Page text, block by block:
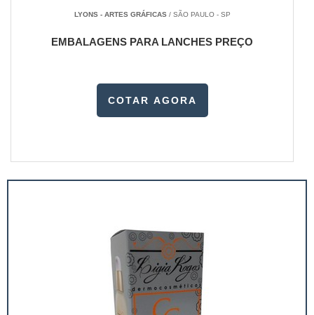
LYONS - ARTES GRÁFICAS/ SÃO PAULO - SP
EMBALAGENS PARA LANCHES PREÇO
COTAR AGORA